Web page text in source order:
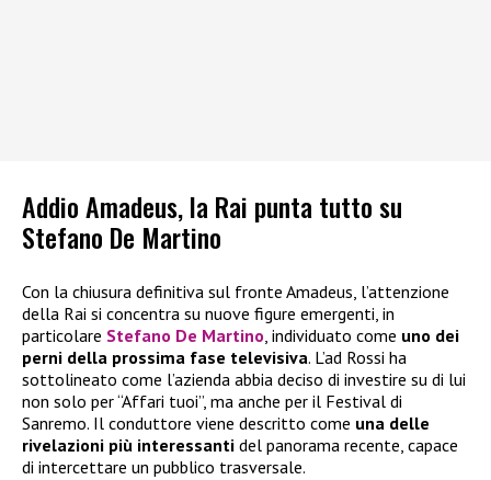
Addio Amadeus, la Rai punta tutto su
Stefano De Martino
Con la chiusura definitiva sul fronte Amadeus, l’attenzione
della Rai si concentra su nuove figure emergenti, in
particolare Stefano De Martino, individuato come uno dei
perni della prossima fase televisiva. L’ad Rossi ha
sottolineato come l’azienda abbia deciso di investire su di lui
non solo per “Affari tuoi”, ma anche per il Festival di
Sanremo. Il conduttore viene descritto come una delle
rivelazioni più interessanti del panorama recente, capace
di intercettare un pubblico trasversale.